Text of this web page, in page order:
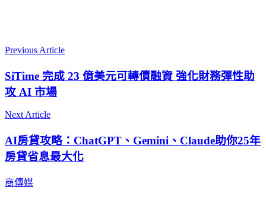
Previous Article
SiTime 完成 23 億美元可轉債融資 強化財務彈性助
攻 AI 市場
Next Article
AI房貸攻略：ChatGPT、Gemini、Claude助你25年
房貸省息最大化
商傳媒